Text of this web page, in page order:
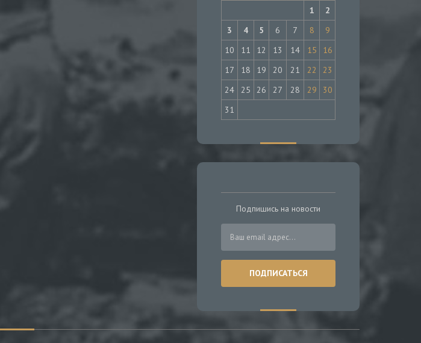
1
2
3
4 5 6 7 8
9
10
11 12 13 14 15
16
17
18 19 20 21 22
23
24
25 26 27 28 29
30
31
Подпишись на новости